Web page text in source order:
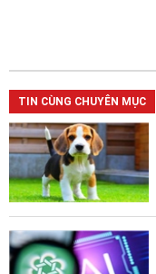
TIN CÙNG CHUYÊN MỤC